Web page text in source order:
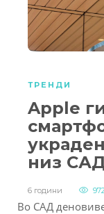
ТРЕНДИ
Apple
низ
6 години 972
Во САД